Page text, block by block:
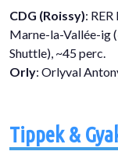
CDG (Roissy):
Marne-la-Vallée-ig
Shuttle), ~45 perc.
Orly: Orlyval
Tippek &